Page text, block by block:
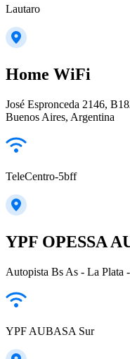
Lautaro
Home WiFi
José Espronceda 2146,
Buenos Aires, Argentina
TeleCentro-5bff
YPF OPESSA
Autopista Bs As - La Plata
YPF AUBASA Sur